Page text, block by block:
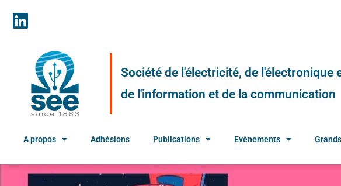
Société de l'électricité, de l'électronique
de l'information et de la communication
A propos Adhésions Publications Evènements